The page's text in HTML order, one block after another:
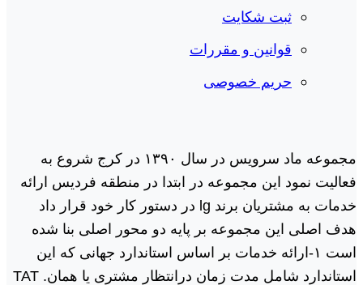
ثبت شکایت
قوانین و مقررات
حریم خصوصی
مجموعه ماد سرویس در سال ١٣٩٠ در کرج شروع به
فعالیت نمود این مجموعه در ابتدا در منطقه فردیس ارائه
خدمات به مشتریان برند lg در دستور کار خود قرار داد
هدف اصلی این مجموعه بر پایه دو محور اصلی بنا شده
است ١-ارائه خدمات بر اساس استاندارد جهانی که این
استاندارد شامل مدت زمان درانتظار مشتری یا همان. TAT